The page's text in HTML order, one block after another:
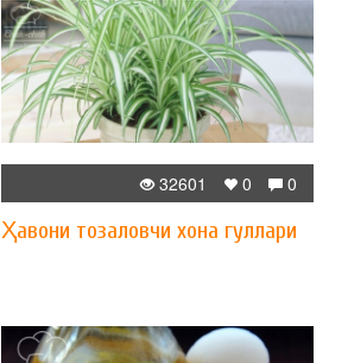
0
0
32601
Ҳавони тозаловчи хона гуллари